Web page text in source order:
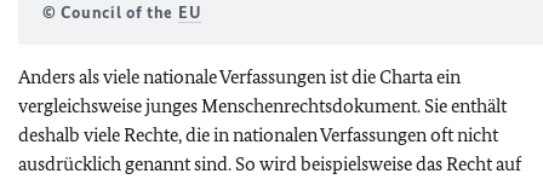
© Council of the EU
Anders als viele nationale Verfassungen ist die Charta ein
vergleichsweise junges Menschenrechtsdokument. Sie enthält
deshalb viele Rechte, die in nationalen Verfassungen oft nicht
ausdrücklich genannt sind. So wird beispielsweise das Recht auf